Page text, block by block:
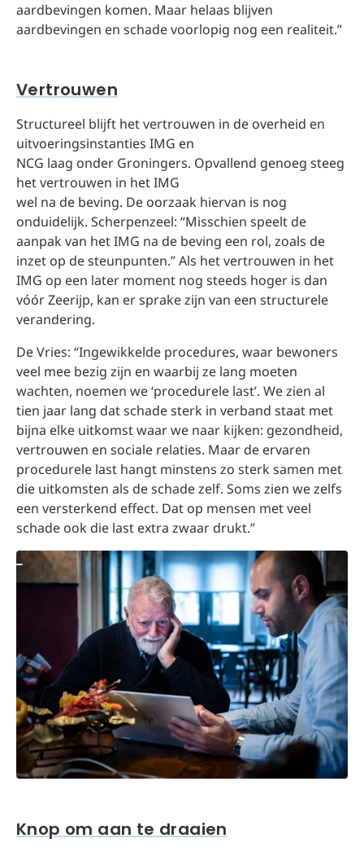
aardbevingen komen. Maar helaas blijven
aardbevingen en schade voorlopig nog een realiteit.”
Vertrouwen
Structureel blijft het vertrouwen in de overheid en
uitvoeringsinstanties IMG en
NCG laag onder Groningers. Opvallend genoeg steeg
het vertrouwen in het IMG
wel na de beving. De oorzaak hiervan is nog
onduidelijk. Scherpenzeel: “Misschien speelt de
aanpak van het IMG na de beving een rol, zoals de
inzet op de steunpunten.” Als het vertrouwen in het
IMG op een later moment nog steeds hoger is dan
vóór Zeerijp, kan er sprake zijn van een structurele
verandering.
De Vries: “Ingewikkelde procedures, waar bewoners
veel mee bezig zijn en waarbij ze lang moeten
wachten, noemen we ‘procedurele last’. We zien al
tien jaar lang dat schade sterk in verband staat met
bijna elke uitkomst waar we naar kijken: gezond­heid,
vertrouwen en sociale relaties. Maar de ervaren
procedurele last hangt minstens zo sterk samen met
die uitkomsten als de schade zelf. Soms zien we zelfs
een versterkend effect. Dat op mensen met veel
schade ook die last extra zwaar drukt.”
Knop om aan te draaien